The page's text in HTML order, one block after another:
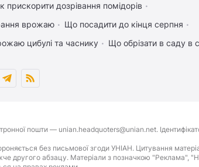
прискорити дозрівання помідорів
врожаю
Що посадити до кінця серпня
цибулі та часнику Що обрізати в саду в
пошти — unian.headquoters@unian.net.
без письмової згоди УНІАН. Цитування
другого абзацу. Матеріали з позначкою "Реклама",